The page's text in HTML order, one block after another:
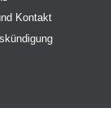
Kontakt